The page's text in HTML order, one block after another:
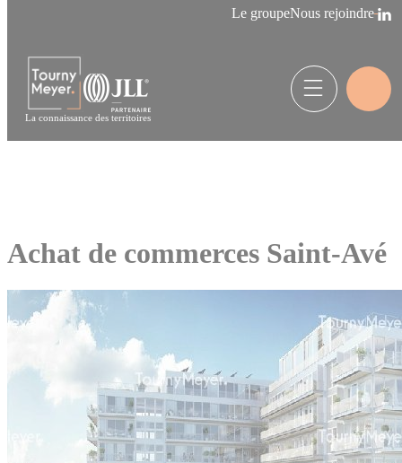
Le groupeNous rejoindre
La connaissance des territoires
Achat de commerces Saint-Avé